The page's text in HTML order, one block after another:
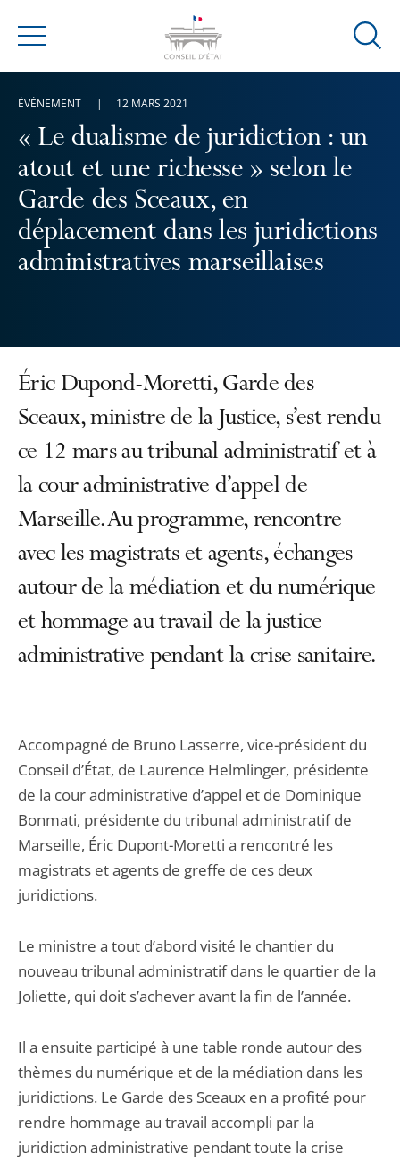
Menu
Ouvrir
« Le dualisme de juridiction : un
atout et une richesse » selon le
Garde des Sceaux, en
déplacement dans les juridictions
administratives marseillaises
ÉVÉNEMENT 12 MARS 2021
Éric Dupond-Moretti, Garde des
Sceaux, ministre de la Justice, s’est rendu
ce 12 mars au tribunal administratif et à
la cour administrative d’appel de
Marseille. Au programme, rencontre
avec les magistrats et agents, échanges
autour de la médiation et du numérique
et hommage au travail de la justice
administrative pendant la crise sanitaire.
Accompagné de Bruno Lasserre, vice-président du
Conseil d’État, de Laurence Helmlinger, présidente
de la cour administrative d’appel et de Dominique
Bonmati, présidente du tribunal administratif de
Marseille, Éric Dupont-Moretti a rencontré les
magistrats et agents de greffe de ces deux
juridictions.
Le ministre a tout d’abord visité le chantier du
nouveau tribunal administratif dans le quartier de la
Joliette, qui doit s’achever avant la fin de l’année.
Il a ensuite participé à une table ronde autour des
thèmes du numérique et de la médiation dans les
juridictions. Le Garde des Sceaux en a profité pour
rendre hommage au travail accompli par la
juridiction administrative pendant toute la crise